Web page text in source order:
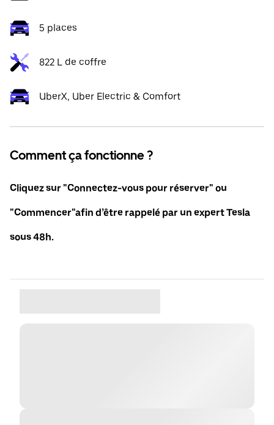
5 places
822 L de coffre
UberX, Uber Electric & Comfort
Comment ça fonctionne ?
Cliquez sur "Connectez-vous pour réserver" ou
"Commencer"afin d’être rappelé par un expert Tesla
sous 48h.